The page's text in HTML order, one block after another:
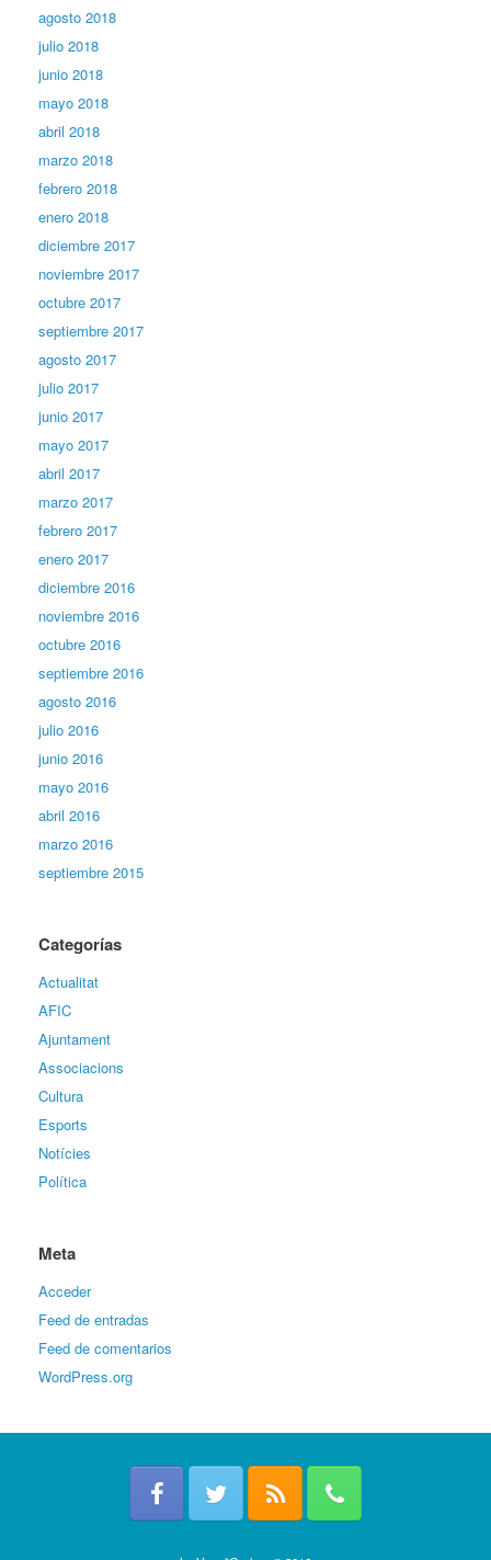
agosto 2018
julio 2018
junio 2018
mayo 2018
abril 2018
marzo 2018
febrero 2018
enero 2018
diciembre 2017
noviembre 2017
octubre 2017
septiembre 2017
agosto 2017
julio 2017
junio 2017
mayo 2017
abril 2017
marzo 2017
febrero 2017
enero 2017
diciembre 2016
noviembre 2016
octubre 2016
septiembre 2016
agosto 2016
julio 2016
junio 2016
mayo 2016
abril 2016
marzo 2016
septiembre 2015
Categorías
Actualitat
AFIC
Ajuntament
Associacions
Cultura
Esports
Notícies
Política
Meta
Acceder
Feed de entradas
Feed de comentarios
WordPress.org